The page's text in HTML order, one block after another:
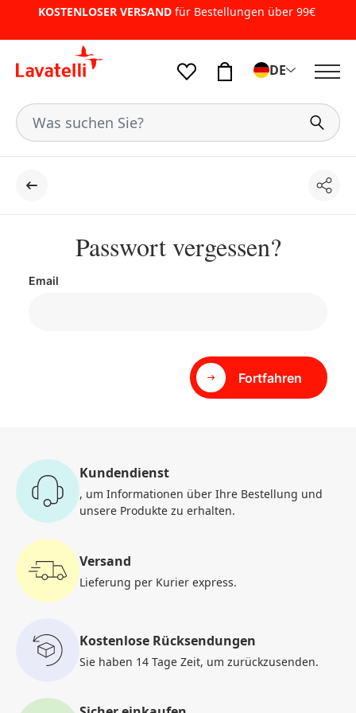
KOSTENLOSER VERSANDfür Bestellungen über 99€
DE
Der Rücken
Passwort vergessen?
Email
Fortfahren
Kundendienst
, um Informationen über Ihre Bestellung und
unsere Produkte zu erhalten.
Versand
Lieferung per Kurier express.
Kostenlose Rücksendungen
Sie haben 14 Tage Zeit, um zurückzusenden.